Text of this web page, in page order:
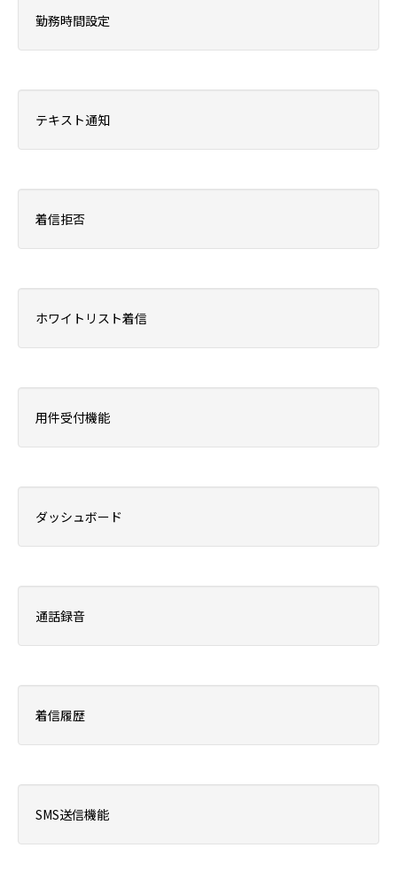
勤務時間設定
テキスト通知
着信拒否
ホワイトリスト着信
用件受付機能
ダッシュボード
通話録音
着信履歴
SMS送信機能